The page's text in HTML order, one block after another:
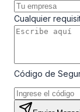
Cualquier
Código de